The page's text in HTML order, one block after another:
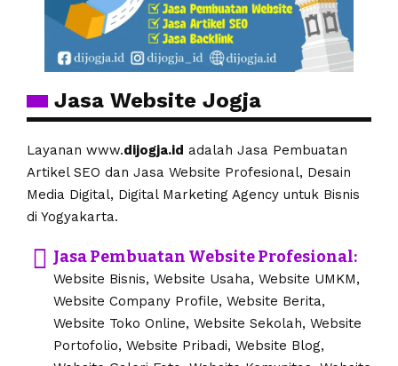
Jasa Website Jogja
Layanan www.dijogja.id adalah Jasa Pembuatan
Artikel SEO dan Jasa Website Profesional, Desain
Media Digital, Digital Marketing Agency untuk Bisnis
di Yogyakarta.
Jasa Pembuatan Website Profesional:
Website Bisnis, Website Usaha, Website UMKM,
Website Company Profile, Website Berita,
Website Toko Online, Website Sekolah, Website
Portofolio, Website Pribadi, Website Blog,